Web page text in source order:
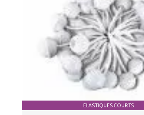
ELASTIQUES COURTS